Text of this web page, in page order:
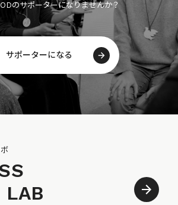
のサポーターになりませんか？
サポーターになる
LAB